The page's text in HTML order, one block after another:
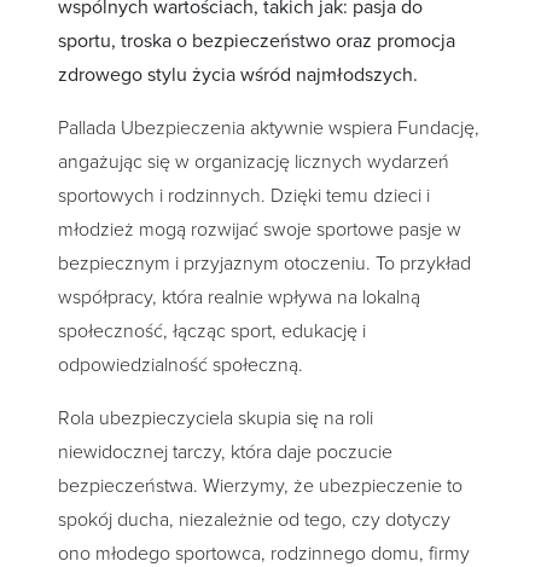
wspólnych wartościach, takich jak: pasja do
sportu, troska o bezpieczeństwo oraz promocja
zdrowego stylu życia wśród najmłodszych.
Pallada Ubezpieczenia aktywnie wspiera Fundację,
angażując się w organizację licznych wydarzeń
sportowych i rodzinnych. Dzięki temu dzieci i
młodzież mogą rozwijać swoje sportowe pasje w
bezpiecznym i przyjaznym otoczeniu. To przykład
współpracy, która realnie wpływa na lokalną
społeczność, łącząc sport, edukację i
odpowiedzialność społeczną.
Rola ubezpieczyciela skupia się na roli
niewidocznej tarczy, która daje poczucie
bezpieczeństwa. Wierzymy, że ubezpieczenie to
spokój ducha, niezależnie od tego, czy dotyczy
ono młodego sportowca, rodzinnego domu, firmy